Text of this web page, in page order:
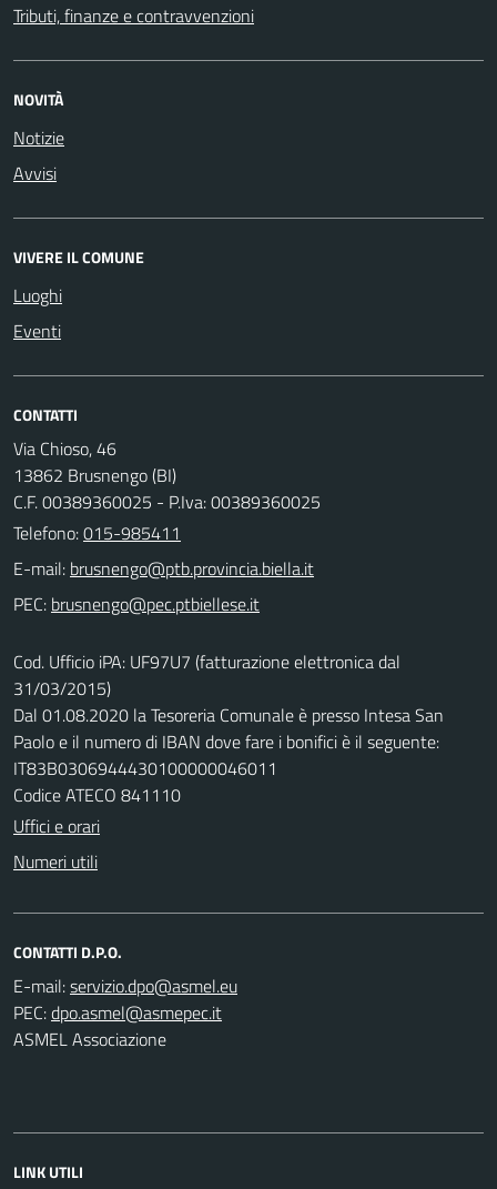
Tributi, finanze e contravvenzioni
NOVITÀ
Notizie
Avvisi
VIVERE IL COMUNE
Luoghi
Eventi
CONTATTI
Via Chioso, 46
13862 Brusnengo (BI)
C.F. 00389360025 - P.Iva: 00389360025
Telefono:015-985411
E-mail:
PEC:
Cod. Ufficio iPA: UF97U7 (fatturazione elettronica dal
31/03/2015)
Dal 01.08.2020 la Tesoreria Comunale è presso Intesa San
Paolo e il numero di IBAN dove fare i bonifici è il seguente:
IT83B0306944430100000046011
Codice ATECO 841110
Uffici e orari
Numeri utili
CONTATTI D.P.O.
E-mail:
PEC:
ASMEL Associazione
LINK UTILI